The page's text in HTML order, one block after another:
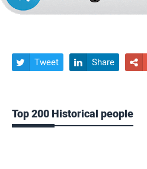
 Tweet  Share 
Top 200 Historical people